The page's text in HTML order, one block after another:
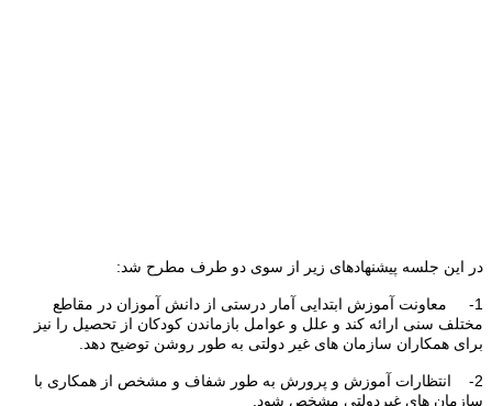
در این جلسه پیشنهادهای زیر از سوی دو طرف مطرح شد:
1- معاونت آموزش ابتدایی آمار درستی از دانش آموزان در مقاطع
مختلف سنی ارائه کند و علل و عوامل بازماندن کودکان از تحصیل را نیز
برای همکاران سازمان های غیر دولتی به طور روشن توضیح دهد.
2- انتظارات آموزش و پرورش به طور شفاف و مشخص از همکاری با
سازمان های غیردولتی مشخص شود.